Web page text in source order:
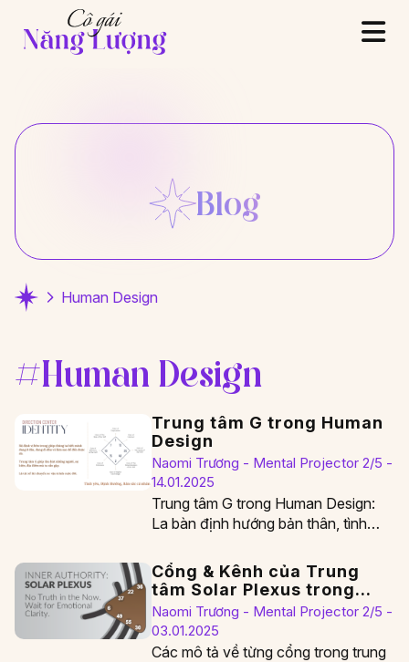
Blog
Human Design
#Human Design
Trung tâm G trong Human
Design
Naomi Trương - Mental Projector 2/5 -
14.01.2025
Trung tâm G trong Human Design:
La bàn định hướng bản thân, tình
Cổng & Kênh của Trung
tâm Solar Plexus trong
Human Design
Naomi Trương - Mental Projector 2/5 -
03.01.2025
Các mô tả về từng cổng trong trung